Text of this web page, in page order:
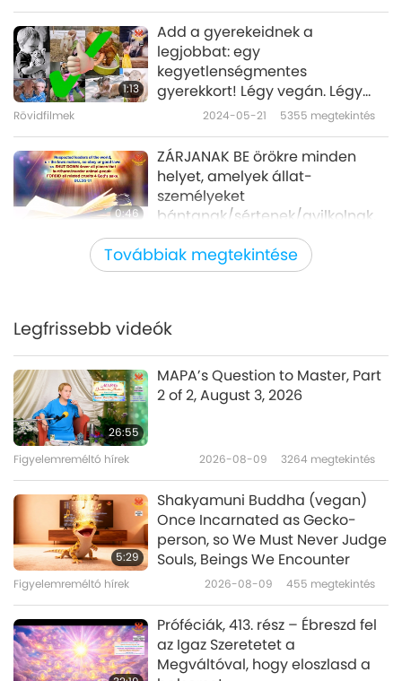
Továbbiak megtekintése
1:13
Add a gyerekeidnek a
legjobbat: egy
kegyetlenségmentes
gyerekkort! Légy vegán. Légy
igazi szülő.
Rövidfilmek 2024-05-21 5355 megtekintés
0:46
ZÁRJANAK BE örökre minden
helyet, amelyek állat-
személyeket
bántanak/sértenek/gyilkolnak.
2024-05-14 4830
0:40
között örömben és bánatban.
Csak örömöt adj másoknak.
0:30
Vegánná váltál + most jobban
ember!
megtekintés
0:29
ŐRIZD MEG a békét most Bánd
meg, amíg tudod, A pokol
4976
élj, Ég és Föld tanúja a
tetteidnek : Légy vegán, ŐRIZD
Legfrissebb videók
26:55
MAPA’s Question to Master, Part
2 of 2, August 3, 2026
Figyelemreméltó hírek 2026-08-09 3264 megtekintés
5:29
Shakyamuni Buddha (vegan)
Once Incarnated as Gecko-
person, so We Must Never Judge
Souls, Beings We Encounter
Figyelemreméltó hírek 2026-08-09 455 megtekintés
Próféciák, 413. rész – Ébreszd fel
az Igaz Szeretetet a
Megváltóval, hogy eloszlasd a